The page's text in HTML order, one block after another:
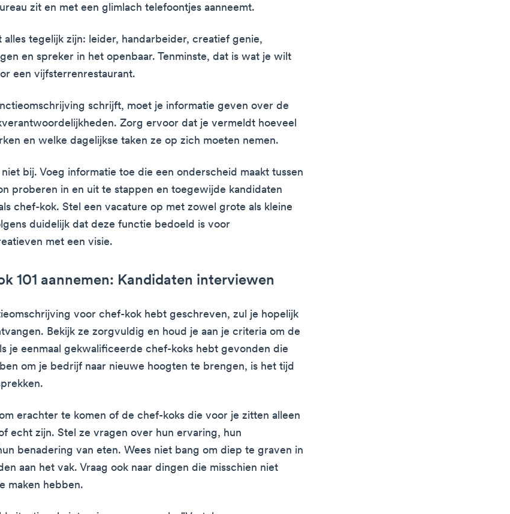
zit en met een glimlach telefoontjes aanneemt.
alles tegelijk zijn: leider, handarbeider, creatief genie,
en spreker in het openbaar. Tenminste, dat is wat je wilt
een vijfsterrenrestaurant.
schrijft, moet je informatie geven over de
Zorg ervoor dat je vermeldt hoeveel
en welke dagelijkse taken ze op zich moeten nemen.
bij. Voeg informatie toe die een onderscheid maakt tussen
proberen in en uit te stappen en toegewijde kandidaten
chef-kok. Stel een vacature op met zowel grote als kleine
duidelijk dat deze functie bedoeld is voor
met een visie.
101 aannemen: Kandidaten interviewen
voor chef-kok hebt geschreven, zul je hopelijk
Bekijk ze zorgvuldig en houd je aan je criteria om de
je eenmaal gekwalificeerde chef-koks hebt gevonden die
om je bedrijf naar nieuwe hoogten te brengen, is het tijd
erachter te komen of de chef-koks die voor je zitten alleen
echt zijn. Stel ze vragen over hun ervaring, hun
benadering van eten. Wees niet bang om diep te graven in
aan het vak. Vraag ook naar dingen die misschien niet
maken hebben.